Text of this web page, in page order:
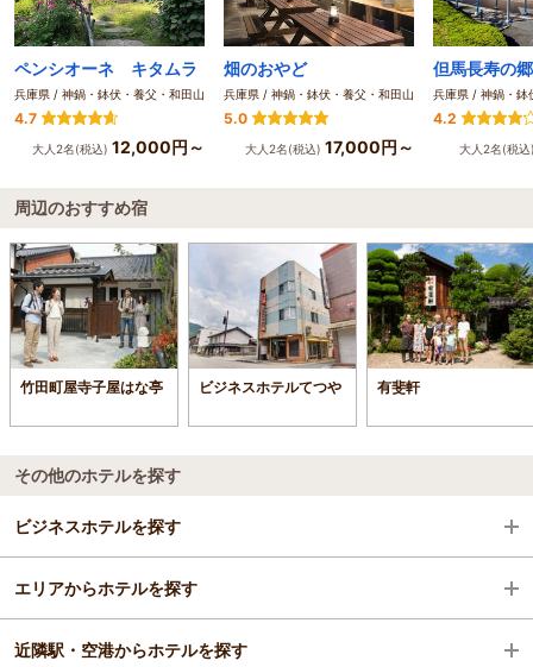
ペンシオーネ キタムラ
兵庫県 / 神鍋・鉢伏・養父・和田山
4.7
大人2名(税込) 12,000円～
畑のおやど
兵庫県 / 神鍋・鉢伏・養父・和田山
5.0
大人2名(税込) 17,000円～
兵庫県 / 神鍋・鉢
4.2
大人2名(税
周辺のおすすめ宿
竹田町屋寺子屋はな亭 ビジネスホテルてつや 有斐軒
その他のホテルを探す
ビジネスホテルを探す
兵庫県
神鍋・鉢伏・養父・和田山
エリアからホテルを探す
兵庫県
近隣駅・空港からホテルを探す